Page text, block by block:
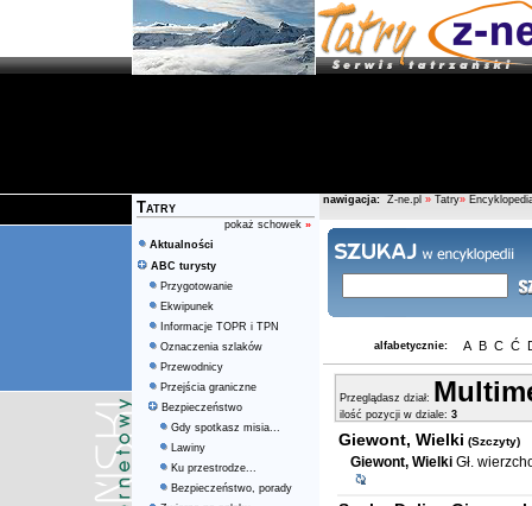
Tatry
pokaż schowek »
Aktualności
ABC turysty
Przygotowanie
Ekwipunek
Informacje TOPR i TPN
Oznaczenia szlaków
Przewodnicy
Przejścia graniczne
Bezpieczeństwo
Gdy spotkasz misia...
Lawiny
Ku przestrodze...
Bezpieczeństwo, porady
nawigacja: Z-ne.pl » Tatry»
alfabetycznie: A B C Ć
Przeglądasz dział:
ilość pozycji w dziale: 3
Giewont, Wielki (Szczyty)
Giewont, Wielki Gł.